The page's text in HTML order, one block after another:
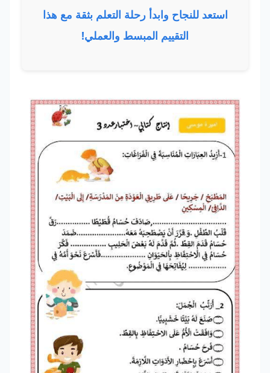
استعد للنجاح وابدأ رحلة التعلم بثقة مع هذا
التقييم المبسط والعملي!